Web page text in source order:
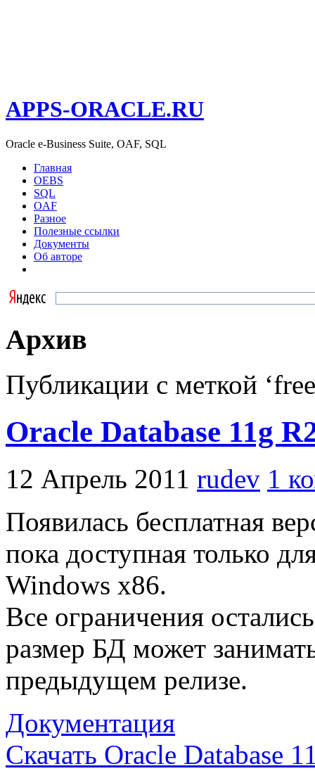
APPS-ORACLE.RU
Oracle e-Business Suite, OAF, SQL
Главная
OEBS
SQL
OAF
Разное
Полезные ссылки
Документы
Об авторе
Архив
Публикации с меткой
Oracle Database 11g
12 Апрель 2011 rudev 1
Появилась бесплатная
пока доступная только
Windows x86.
Все ограничения
размер БД может
предыдущем релизе.
Документация
Скачать Oracle Database